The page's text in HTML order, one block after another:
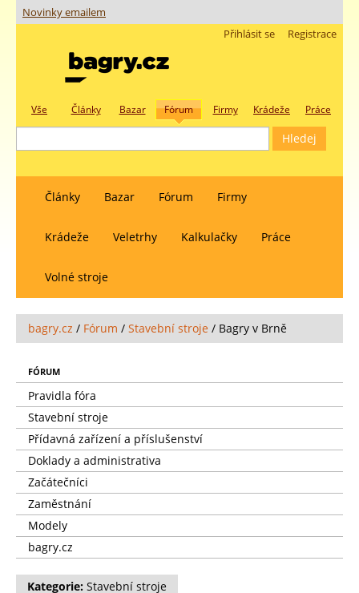
Novinky emailem
Registrace
Přihlásit se
Vše Články Bazar Fórum Firmy Krádeže Práce
Články Bazar Fórum Firmy
Krádeže Veletrhy Kalkulačky Práce
Volné stroje
bagry.cz / Fórum / Stavební stroje / Bagry v Brně
FÓRUM
Pravidla fóra
Stavební stroje
Přídavná zařízení a příslušenství
Doklady a administrativa
Začátečníci
Zaměstnání
Modely
bagry.cz
Kategorie: Stavební stroje